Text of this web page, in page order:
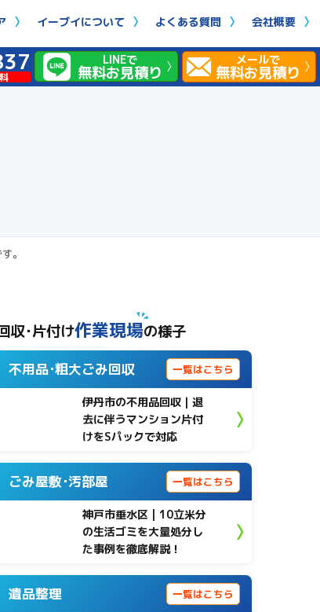
イーブイについて よくある質問 会社概要
LINEで
無料お見積り
メールで
無料お見積り
。
収･片付け作業現場の様子
不用品･粗大ごみ回収 一覧はこちら
伊丹市の不用品回収｜退
去に伴うマンション片付
けをSパックで対応
ごみ屋敷･汚部屋 一覧はこちら
神戸市垂水区 | 10立米分
の生活ゴミを大量処分し
た事例を徹底解説！
遺品整理 一覧はこちら